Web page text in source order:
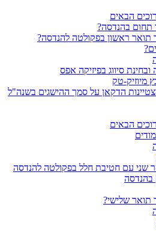
הבאים
תחום בהנדסה?
תואר ראשון בפקולטה להנדסה?
סיווג בפיזיקה אפס
מיוזיק-טק
הדקאן על סמך ההישגים בשנה"ל
הבאים
שני עם חטיבת חלל בפקולטה להנדסה
בהנדסה
תואר שלישי?